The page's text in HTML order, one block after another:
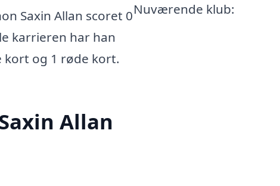
Saxin Allan scoret 0
karrieren har han
kort og 1 røde kort.
Allan
Nuværende klub: